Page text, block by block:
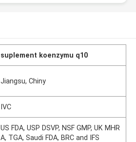
suplement koenzymu q10
Jiangsu, Chiny
IVC
US FDA, USP DSVP, NSF GMP, UK MHR
A, TGA, Saudi FDA, BRC and IFS